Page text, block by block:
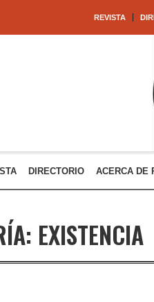
REVISTA
DIRECTORIO ACERCA DE
EXISTENCIA